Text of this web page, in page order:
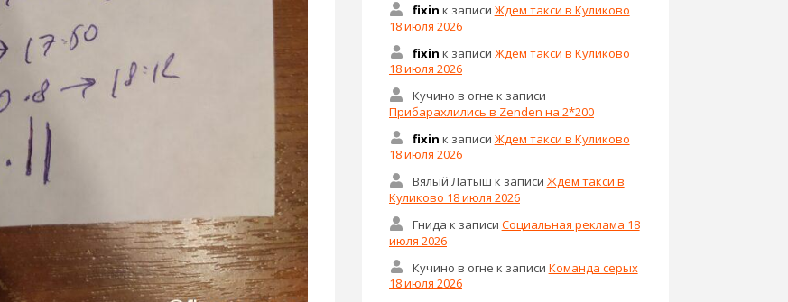
fixin к записи Ждем такси в Куликово
18 июля 2026
fixin к записи Ждем такси в Куликово
18 июля 2026
Кучино в огне к записи
Прибарахлились в Zenden на 2*200
fixin к записи Ждем такси в Куликово
18 июля 2026
Вялый Латыш к записи Ждем такси в
Куликово 18 июля 2026
Гнида к записи Социальная реклама 18
июля 2026
Кучино в огне к записи Команда серых
18 июля 2026